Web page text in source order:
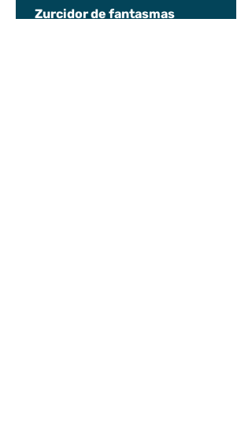
Zurcidor de fantasmas